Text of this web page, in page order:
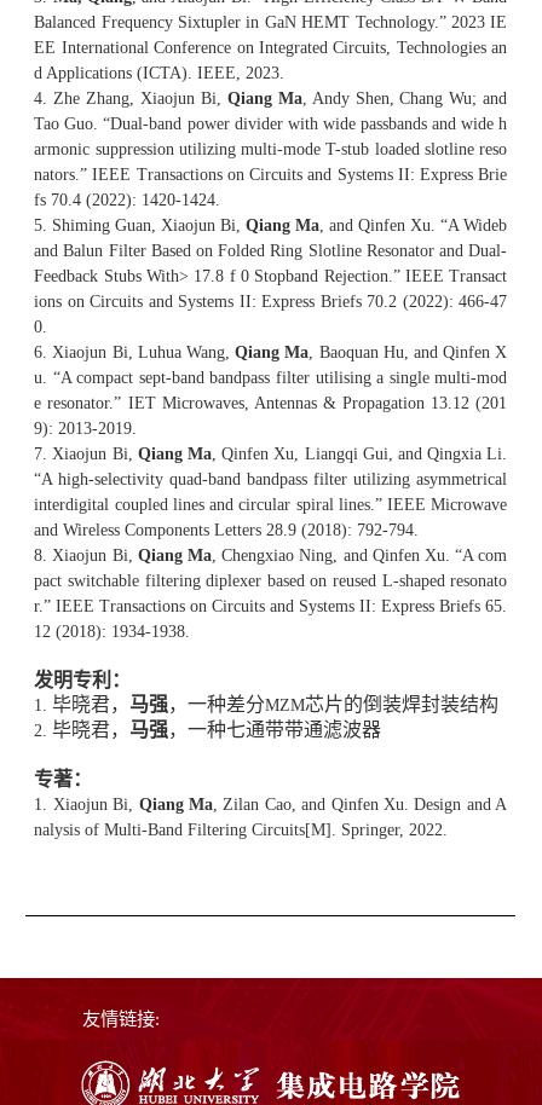
Balanced Frequency Sixtupler in GaN HEMT Technology.” 2023 IE
EE International Conference on Integrated Circuits, Technologies an
d Applications (ICTA). IEEE, 2023.
4. Zhe Zhang, Xiaojun Bi, Qiang Ma, Andy Shen, Chang Wu; and
Tao Guo. “Dual-band power divider with wide passbands and wide h
armonic suppression utilizing multi-mode T-stub loaded slotline reso
nators.” IEEE Transactions on Circuits and Systems II: Express Brie
fs 70.4 (2022): 1420-1424.
5. Shiming Guan, Xiaojun Bi,Qiang Ma , and Qinfen Xu. “A Wideb
and Balun Filter Based on Folded Ring Slotline Resonator and Dual-
Feedback Stubs With> 17.8 f 0 Stopband Rejection.” IEEE Transact
ions on Circuits and Systems II: Express Briefs 70.2 (2022): 466-47
0.
6. Xiaojun Bi, Luhua Wang,Qiang Ma , Baoquan Hu, and Qinfen X
u. “A compact sept‐band bandpass filter utilising a single multi‐mod
e resonator.” IET Microwaves, Antennas & Propagation 13.12 (201
9): 2013-2019.
7. Xiaojun Bi, Qiang Ma, Qinfen Xu, Liangqi Gui, and Qingxia Li.
“A high-selectivity quad-band bandpass filter utilizing asymmetrical
interdigital coupled lines and circular spiral lines.” IEEE Microwave
and Wireless Components Letters 28.9 (2018): 792-794.
8. Xiaojun Bi, Qiang Ma, Chengxiao Ning, and Qinfen Xu. “A com
pact switchable filtering diplexer based on reused L-shaped resonato
r.” IEEE Transactions on Circuits and Systems II: Express Briefs 65.
12 (2018): 1934-1938.
发明专利：
1.毕晓君， 马强，一种差分MZM芯片的倒装焊封装结构
2.毕晓君， 马强，一种七通带带通滤波器
专著：
1. Xiaojun Bi, Qiang Ma, Zilan Cao, and Qinfen Xu. Design and A
nalysis of Multi-Band Filtering Circuits[M]. Springer, 2022.
友情链接: